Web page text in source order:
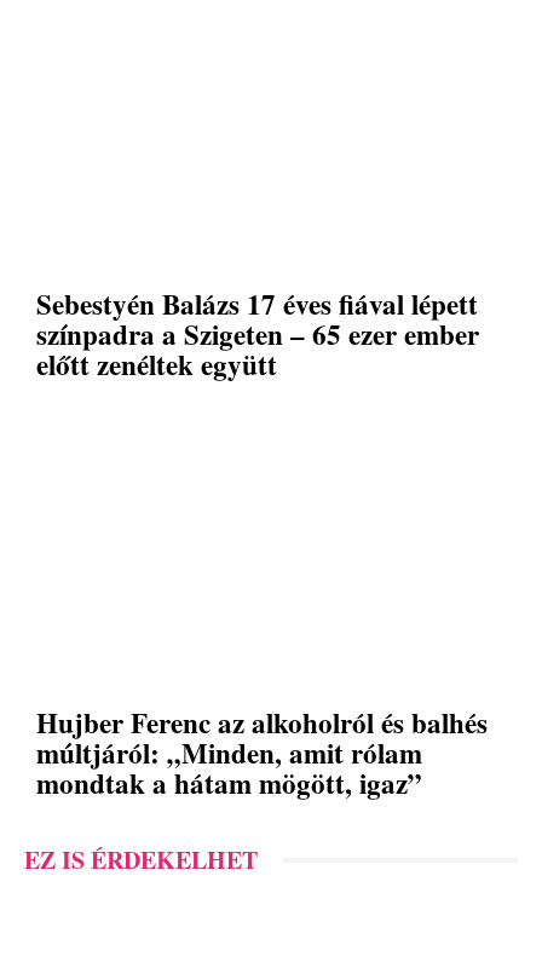
Sebestyén Balázs 17 éves fiával lépett
színpadra a Szigeten – 65 ezer ember
előtt zenéltek együtt
Hujber Ferenc az alkoholról és balhés
múltjáról: „Minden, amit rólam
mondtak a hátam mögött, igaz”
EZ IS ÉRDEKELHET